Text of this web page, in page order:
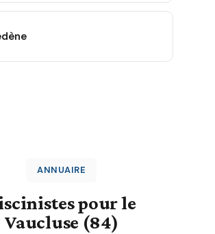
ANNUAIRE
pour le
Vaucluse (84)